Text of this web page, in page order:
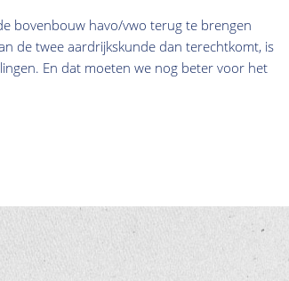
bovenbouw havo/vwo terug te brengen
de twee aardrijkskunde dan terechtkomt, is
En dat moeten we nog beter voor het